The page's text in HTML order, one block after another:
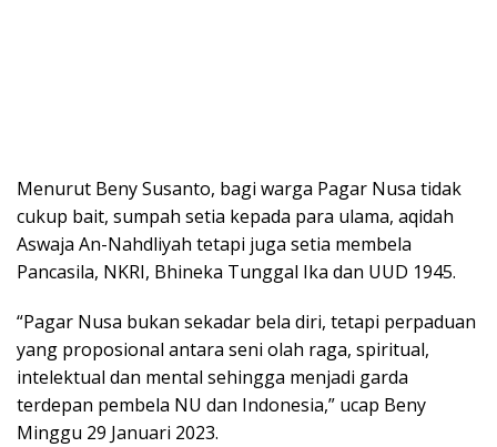
Menurut Beny Susanto, bagi warga Pagar Nusa tidak
cukup bait, sumpah setia kepada para ulama, aqidah
Aswaja An-Nahdliyah tetapi juga setia membela
Pancasila, NKRI, Bhineka Tunggal Ika dan UUD 1945.
“Pagar Nusa bukan sekadar bela diri, tetapi perpaduan
yang proposional antara seni olah raga, spiritual,
intelektual dan mental sehingga menjadi garda
terdepan pembela NU dan Indonesia,” ucap Beny
Minggu 29 Januari 2023.